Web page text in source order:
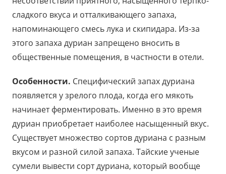
сладкого вкуса и отталкивающего запаха,
напоминающего смесь лука и скипидара. Из-за
этого запаха дуриан запрещено вносить в
общественные помещения, в частности в отели.
Особенности. Специфический запах дуриана
появляется у зрелого плода, когда его мякоть
начинает ферментировать. Именно в это время
дуриан приобретает наиболее насыщенный вкус.
Существует множество сортов дуриана с разным
вкусом и разной силой запаха. Тайские ученые
сумели вывести сорт дуриана, который вообще